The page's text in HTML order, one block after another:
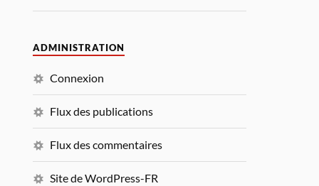
ADMINISTRATION
Connexion
Flux des publications
Flux des commentaires
Site de WordPress-FR